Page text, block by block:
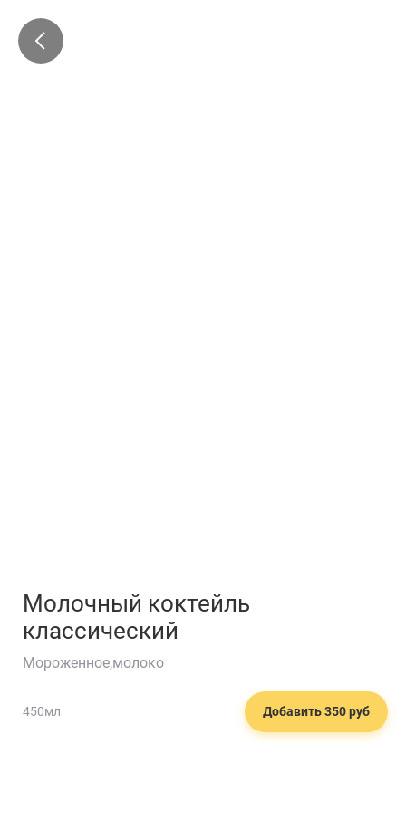
Молочный коктейль
классический
Мороженное,молоко
450мл Добавить 350 руб